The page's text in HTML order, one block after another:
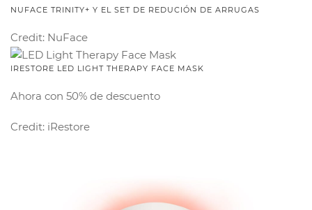
NUFACE TRINITY+ Y EL SET DE REDUCIÓN DE ARRUGAS
Credit: NuFace
IRESTORE LED LIGHT THERAPY FACE MASK
Ahora con 50% de descuento
Credit: iRestore